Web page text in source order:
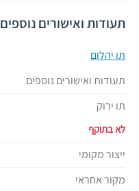
תעודות ואישורים נוספים
תו ירוק
לא בתוקף
ייצור מקומי
מקור אחראי
תעודות ואישורים נוספים
תו יהלום